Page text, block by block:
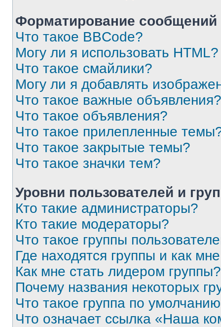
Форматирование
Что такое BBCode?
Могу ли я использовать HTML?
Что такое смайлики?
Могу ли я добавлять
Что такое важные объявления?
Что такое объявления?
Что такое прилепленные
Что такое закрытые темы?
Что такое значки тем?
Уровни пользователей и
Кто такие администраторы?
Кто такие модераторы?
Что такое группы
Где находятся группы и как
Как мне стать лидером группы?
Почему названия некоторых
Что такое группа по
Что означает ссылка «Наша